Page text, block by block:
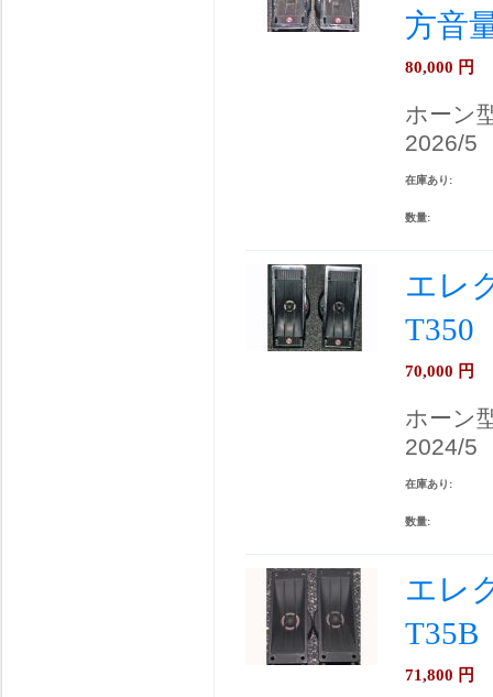
方音
80,000 円
ホーン
2026/5
在庫あり:
数量:
エレ
T350
70,000 円
ホーン
2024/5
在庫あり:
数量:
エレ
T35B
71,800 円